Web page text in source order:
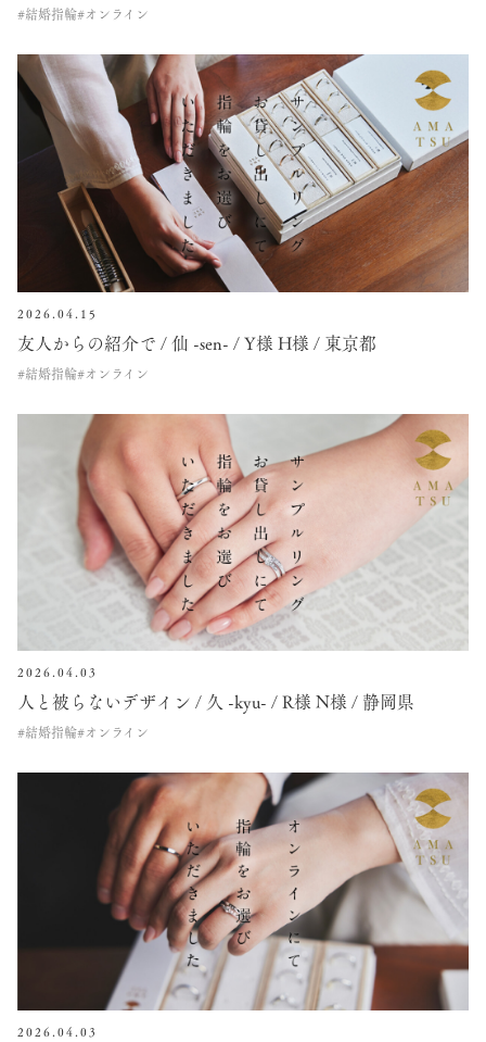
#結婚指輪#オンライン
2026.04.15
友人からの紹介で / 仙 -sen- / Y様 H様 / 東京都
#結婚指輪#オンライン
2026.04.03
人と被らないデザイン / 久 -kyu- / R様 N様 / 静岡県
#結婚指輪#オンライン
2026.04.03